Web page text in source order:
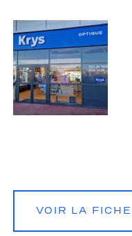
VOIR LA FICHE